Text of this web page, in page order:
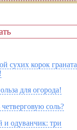
сухих корок граната
для огорода!
соль?
и одуванчик: три